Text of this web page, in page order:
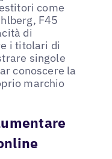
come
F45
di
i titolari di
singole
conoscere la
marchio